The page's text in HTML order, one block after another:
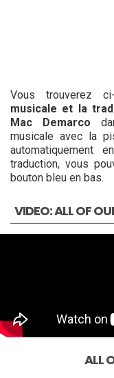
Vous trouverez
musicale et la
Mac Demarco
musicale avec la
automatiquement
traduction, vous
bouton bleu en bas.
VIDEO: ALL OF
ALL